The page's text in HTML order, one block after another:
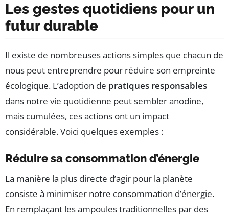
Les gestes quotidiens pour un
futur durable
Il existe de nombreuses actions simples que chacun de
nous peut entreprendre pour réduire son empreinte
écologique. L’adoption de pratiques responsables
dans notre vie quotidienne peut sembler anodine,
mais cumulées, ces actions ont un impact
considérable. Voici quelques exemples :
Réduire sa consommation d’énergie
La manière la plus directe d’agir pour la planète
consiste à minimiser notre consommation d’énergie.
En remplaçant les ampoules traditionnelles par des